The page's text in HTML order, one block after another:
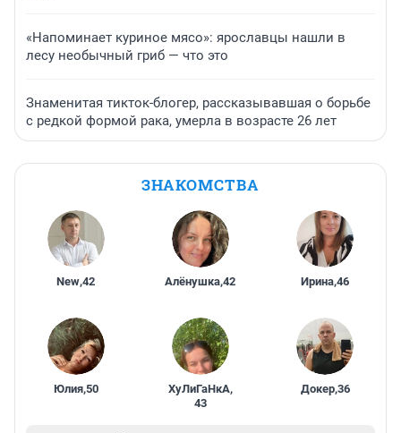
«Напоминает куриное мясо»: ярославцы нашли в
лесу необычный гриб — что это
Знаменитая тикток-блогер, рассказывавшая о борьбе
с редкой формой рака, умерла в возрасте 26 лет
ЗНАКОМСТВА
New,42 Алёнушка,42 Ирина,46
Юлия,50 ХуЛиГаНкА,
43
Докер,36